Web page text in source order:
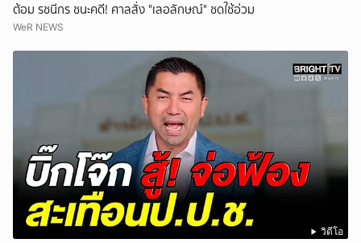
ต้อม รชนีกร ชนะคดี! ศาลสั่ง "เลอลักษณ์" ชดใช้อ่วม
WeR NEWS
วิดีโอ